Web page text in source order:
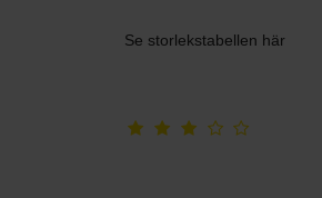
Se storlekstabellen här